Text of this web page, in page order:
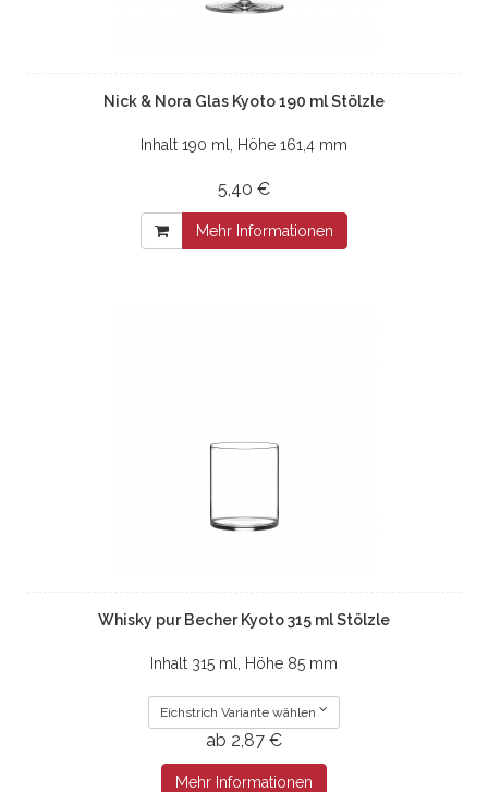
Nick & Nora Glas Kyoto 190 ml Stölzle
Inhalt 190 ml, Höhe 161,4 mm
5,40 €
Mehr Informationen
Whisky pur Becher Kyoto 315 ml Stölzle
Inhalt 315 ml, Höhe 85 mm
Eichstrich Variante wählen
ab 2,87 €
Mehr Informationen